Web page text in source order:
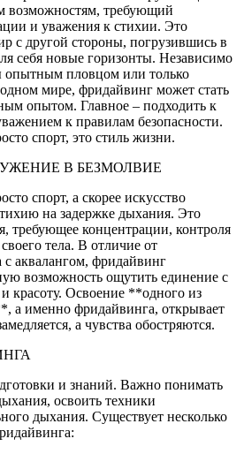
возможностям, требующий
и уважения к стихии. Это
с другой стороны, погрузившись в
себя новые горизонты. Независимо
опытным пловцом или только
мире, фридайвинг может стать
опытом. Главное – подходить к
к правилам безопасности.
спорт, это стиль жизни.
В БЕЗМОЛВИЕ
спорт, а скорее искусство
на задержке дыхания. Это
требующее концентрации, контроля
тела. В отличие от
с аквалангом, фридайвинг
возможность ощутить единение с
красоту. Освоение **одного из
а именно фридайвинга, открывает
а чувства обостряются.
и знаний. Важно понимать
освоить техники
дыхания. Существует несколько